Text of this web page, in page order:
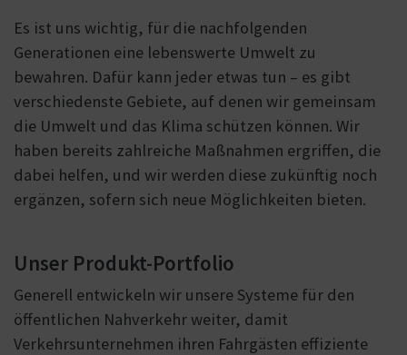
Es ist uns wichtig, für die nachfolgenden
Generationen eine lebenswerte Umwelt zu
bewahren. Dafür kann jeder etwas tun – es gibt
verschiedenste Gebiete, auf denen wir gemeinsam
die Umwelt und das Klima schützen können. Wir
haben bereits zahlreiche Maßnahmen ergriffen, die
dabei helfen, und wir werden diese zukünftig noch
ergänzen, sofern sich neue Möglichkeiten bieten.
Unser Produkt-Portfolio
Generell entwickeln wir unsere Systeme für den
öffentlichen Nahverkehr weiter, damit
Verkehrsunternehmen ihren Fahrgästen effiziente